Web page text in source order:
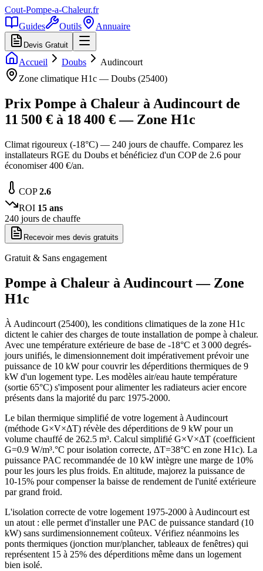
Cout-Pompe-a-Chaleur.fr
Guides
Outils Annuaire
Devis Gratuit
Accueil Doubs
Audincourt
Zone climatique H1c — Doubs (25400)
Prix Pompe à Chaleur à Audincourt de
11 500 € à 18 400 € — Zone H1c
Climat rigoureux (-18°C) — 240 jours de chauffe. Comparez les
installateurs RGE du Doubs et bénéficiez d'un COP de 2.6 pour
économiser 400 €/an.
COP2.6
ROI 15 ans
240 jours de chauffe
Recevoir mes devis gratuits
Gratuit & Sans engagement
Pompe à Chaleur à Audincourt— Zone
H1c
À Audincourt (25400), les conditions climatiques de la zone H1c
dictent le cahier des charges de toute installation de pompe à chaleur.
Avec une température extérieure de base de -18°C et 3 000 degrés-
jours unifiés, le dimensionnement doit impérativement prévoir une
puissance de 10 kW pour couvrir les déperditions thermiques de 9
kW d'un logement type. Les modèles air/eau haute température
(sortie 65°C) s'imposent pour alimenter les radiateurs acier encore
présents dans la majorité du parc 1975-2000.
Le bilan thermique simplifié de votre logement à Audincourt
(méthode G×V×ΔT) révèle des déperditions de 9 kW pour un
volume chauffé de 262.5 m³. Calcul simplifié G×V×ΔT (coefficient
G=0.9 W/m³.°C pour isolation correcte, ΔT=38°C en zone H1c). La
puissance PAC recommandée de 10 kW intègre une marge de 10%
pour les jours les plus froids. En altitude, majorez la puissance de
10-15% pour compenser la baisse de rendement de l'unité extérieure
par grand froid.
L'isolation correcte de votre logement 1975-2000 à Audincourt est
un atout : elle permet d'installer une PAC de puissance standard (10
kW) sans surdimensionnement coûteux. Vérifiez néanmoins les
ponts thermiques (jonction mur/plancher, tableaux de fenêtres) qui
représentent 15 à 25% des déperditions même dans un logement
bien isolé.